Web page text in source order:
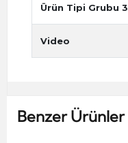
Ürün Tipi Grubu 3
Video
Benzer Ürünler